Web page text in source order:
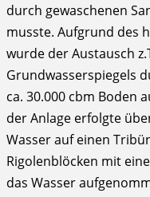
durch gewaschenen
musste. Aufgrund des
wurde der Austausch
Grundwasserspiegels
ca. 30.000 cbm Boden
der Anlage erfolgte
Wasser auf einen
Rigolenblöcken mit
das Wasser